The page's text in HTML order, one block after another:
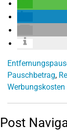
Pauschbetrag,
Werbungskosten
Post